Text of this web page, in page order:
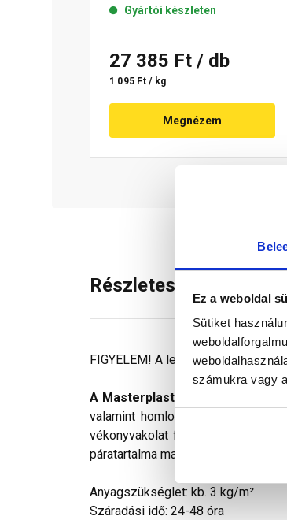
Ez a weboldal
Sütiket
számukra vagy
Gyártói készleten
27 385 Ft / db
1 095 Ft / kg
Megnézem
Részletes leírás
FIGYELEM! A leírás végén fontos
A Masterplast Thermomaster
valamint homlokzati hőszigetelő
vékonyvakolat felhordása előtt a
páratartalma max. 80% lehet. A
Anyagszükséglet: kb. 3 kg/m²
Száradási idő: 24-48 óra